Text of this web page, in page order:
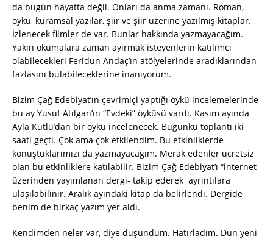
da bugün hayatta değil. Onları da anma zamanı. Roman,
öykü, kuramsal yazılar, şiir ve şiir üzerine yazılmış kitaplar.
İzlenecek filmler de var. Bunlar hakkında yazmayacağım.
Yakın okumalara zaman ayırmak isteyenlerin katılımcı
olabilecekleri Feridun Andaç’ın atölyelerinde aradıklarından
fazlasını bulabileceklerine inanıyorum.
Bizim Çağ Edebiyat’ın çevrimiçi yaptığı öykü incelemelerinde
bu ay Yusuf Atılgan’ın “Evdeki” öyküsü vardı. Kasım ayında
Ayla Kutlu’dan bir öykü incelenecek. Bugünkü toplantı iki
saati geçti. Çok ama çok etkilendim. Bu etkinliklerde
konuştuklarımızı da yazmayacağım. Merak edenler ücretsiz
olan bu etkinliklere katılabilir. Bizim Çağ Edebiyat’ı “internet
üzerinden yayımlanan dergi- takip ederek ayrıntılara
ulaşılabilinir. Aralık ayındaki kitap da belirlendi. Dergide
benim de birkaç yazım yer aldı.
Kendimden neler var, diye düşündüm. Hatırladım. Dün yeni